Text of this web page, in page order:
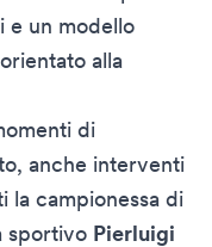
e un modello
alla
di
anche interventi
la campionessa di
sportivo Pierluigi